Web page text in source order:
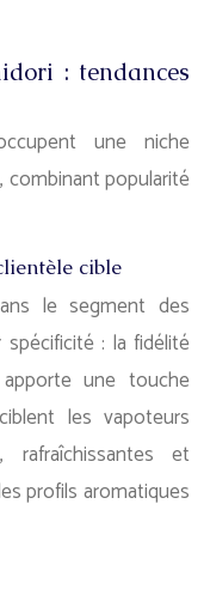
: tendances
une niche
combinant popularité
cible
le segment des
: la fidélité
une touche
les vapoteurs
rafraîchissantes et
profils aromatiques